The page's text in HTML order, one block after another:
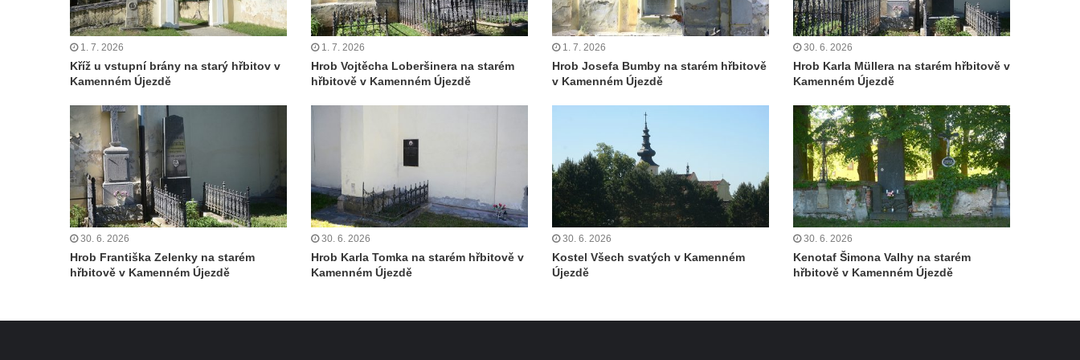
Hrob Václava Kufnera na hřbitově v Lužci
nad Vltavou
Pomník vojákům Rudé armády na hřbitově
v Lužci nad Vltavou
Pomník Ladislava Sedláčka a Karla Pelce u
silnice severně od Lužce nad Vltavou
Kenotaf Alfeda Harnische na hřbitově v
Hrobčicích
Pomník obětem válek v Hrobčicích
Pomník obětem válek v Mirošovicích
Hrob vojáků Rudé armády na hřbitově v
Račicích
Račicích
1. 7. 2026
Kříž u vstupní brány na starý hřbitov v
Kamenném Újezdě
1. 7. 2026
Hrob Vojtěcha Loberšinera na starém
hřbitově v Kamenném Újezdě
1. 7. 2026
Hrob Josefa Bumby na starém hřbitově
v Kamenném Újezdě
30. 6. 2026
Hrob Karla Müllera na starém hřbitově v
Kamenném Újezdě
30. 6. 2026
Hrob Františka Zelenky na starém
hřbitově v Kamenném Újezdě
30. 6. 2026
Hrob Karla Tomka na starém hřbitově v
Kamenném Újezdě
30. 6. 2026
Kostel Všech svatých v Kamenném
Újezdě
30. 6. 2026
Kenotaf Šimona Valhy na starém
hřbitově v Kamenném Újezdě